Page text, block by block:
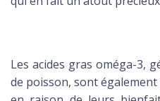
Les acides gras oméga-3,
de poisson, sont